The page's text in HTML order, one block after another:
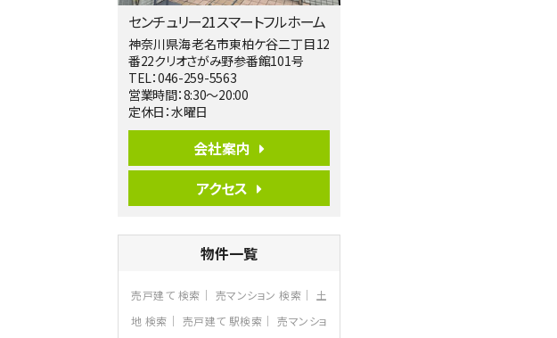
バ19分・歩8分
開放感があり日当たり良好な南西・北西角
地区画。 …
第6位
3,180万円
大規模開発分譲地内の新築戸建！開発道
路は幅員４.…
4ＬＤＫ
さがみ野駅
る広さ…
第8位
センチュリー21スマートフルホーム
神奈川県海老名市東柏ケ谷二丁目12
番22クリオさがみ野参番館101号
TEL：046-259-5563
営業時間：8:30～20:00
定休日：水曜日
会社案内
アクセス
物件一覧
売戸建て 検索 売マンション 検索
土
地 検索
売戸建て 駅検索
売マンショ